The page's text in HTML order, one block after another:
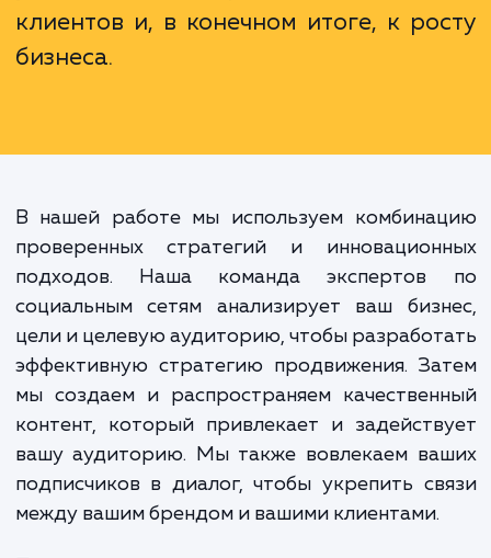
социальных сетях - это не
распространении информации.
узнаваемости бренда,
клиентов и, в конечном итоге, к
бизнеса.
В нашей работе мы используем
проверенных стратегий и